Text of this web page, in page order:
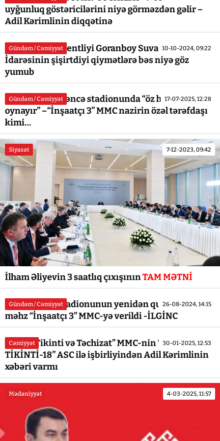
uyğunluq göstəricilərini niyə görməzdən gəlir –
Adil Kərimlinin diqqətinə
Gündəm / Cəmiyyət 10-10-2024, 09:22
Antiinhisar Agentliyi Goranboy Suvarma
İdarəsinin şişirtdiyi qiymətlərə bəs niyə göz
yumub
Gündəm / Cəmiyyət 17-07-2025, 12:28
Fərid Qyıbov Gəncə stadionunda “öz havasını
oynayır” –“İnşaatçı 3” MMC nazirin özəl tərəfdaşı
kimi…
Siyasət 7-12-2023, 09:42
İlham Əliyevin 3 saatlıq çıxışınınTAM MƏTNİ
Gündəm / Cəmiyyət 26-08-2024, 14:15
Gəncə şəhər stadionunun yenidən qurulması niyə
məhz “İnşaatçı 3” MMC-yə verildi -İLGİNC
Cəmiyyət 30-01-2025, 12:53
“Əsaslı Tikinti və Təchizat” MMC-nin “ŞƏMKİR
TİKİNTİ-18” ASC ilə işbirliyindən Adil Kərimlinin
xəbəri varmı
Mədəniyyət 4-03-2025, 11:57